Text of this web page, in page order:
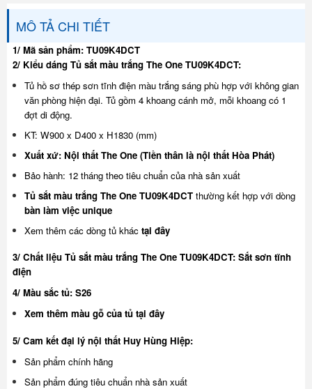
MÔ TẢ CHI TIẾT
1/ Mã sản phẩm: TU09K4DCT
2/ Kiểu dáng Tủ sắt màu trắng The One TU09K4DCT:
Tủ hồ sơ thép sơn tĩnh điện màu trắng sáng phù hợp với không gian
văn phòng hiện đại. Tủ gồm 4 khoang cánh mở, mỗi khoang có 1
đợt di động.
KT: W900 x D400 x H1830 (mm)
Xuất xứ: Nội thất The One (Tiền thân là nội thất Hòa Phát)
Bảo hành: 12 tháng theo tiêu chuẩn của nhà sản xuất
Tủ sắt màu trắng The One TU09K4DCT thường kết hợp với dòng
bàn làm việc unique
Xem thêm các dòng tủ khác tại đây
3/ Chất liệu Tủ sắt màu trắng The One TU09K4DCT: Sắt sơn tĩnh
điện
4/ Màu sắc tủ: S26
Xem thêm màu gỗ của tủ tại đây
5/ Cam kết đại lý nội thất Huy Hùng Hiệp:
Sản phẩm chính hãng
Sản phẩm đúng tiêu chuẩn nhà sản xuất